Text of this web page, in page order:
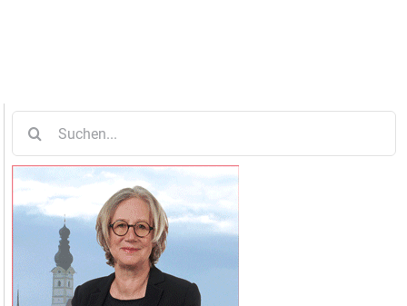
nach: